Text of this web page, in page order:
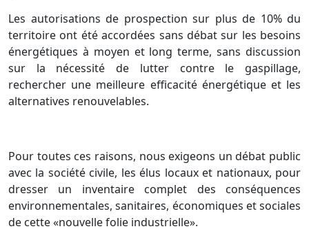
Les autorisations de prospection sur plus de 10% du
territoire ont été accordées sans débat sur les besoins
énergétiques à moyen et long terme, sans discussion
sur la nécessité de lutter contre le gaspillage,
rechercher une meilleure efficacité énergétique et les
alternatives renouvelables.
Pour toutes ces raisons, nous exigeons un débat public
avec la société civile, les élus locaux et nationaux, pour
dresser un inventaire complet des conséquences
environnementales, sanitaires, économiques et sociales
de cette «nouvelle folie industrielle».